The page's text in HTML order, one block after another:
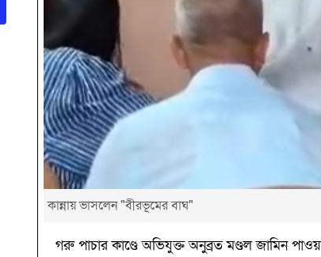
কান্নায় ভাসলেন "বীরভূমের বাঘ"
গরু পাচার কাণ্ডে অভিযুক্ত অনুব্রত মণ্ডল জামিন